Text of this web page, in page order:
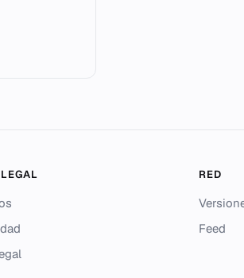
RED
Feed